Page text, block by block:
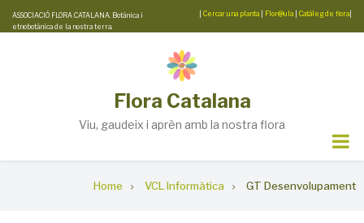
Skip
to
ASSOCIACIÓ FLORA CATALANA. Botànica i
etnobotànica de la nostra terra.
Cercar una planta Flor@ula Catàleg de flora
Flora Catalana
Viu, gaudeix i aprèn amb la nostra flora
Home VCL Informàtica GT Desenvolupament